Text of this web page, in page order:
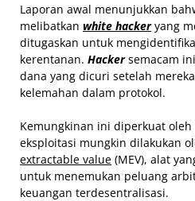
Laporan awal menunjukkan
melibatkan white hacker yang
ditugaskan untuk
kerentanan. Hackersemacam
dana yang dicuri setelah
kelemahan dalam protokol.
Kemungkinan ini diperkuat
eksploitasi mungkin dilakukan
extractable value (MEV), alat
untuk menemukan peluang
keuangan terdesentralisasi.